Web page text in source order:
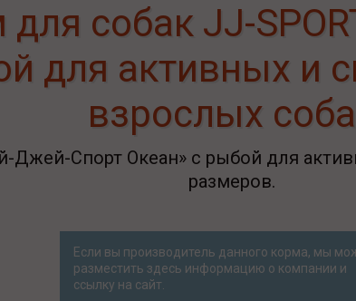
собак JJ-
для активных и
взрослых
Спорт Океан» с рыбой для
размеров.
Если вы производитель данного корма, мы
разместить здесь информацию о компании и
ссылку на сайт.